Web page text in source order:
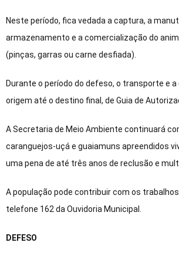
Neste período, fica vedada a captura, a
armazenamento e a comercialização do
(pinças, garras ou carne desfiada).
Durante o período do defeso, o transporte e
origem até o destino final, de Guia de
A Secretaria de Meio Ambiente continuará
caranguejos-uçá e guaiamuns apreendidos
uma pena de até três anos de reclusão e
A população pode contribuir com os
telefone 162 da Ouvidoria Municipal.
DEFESO